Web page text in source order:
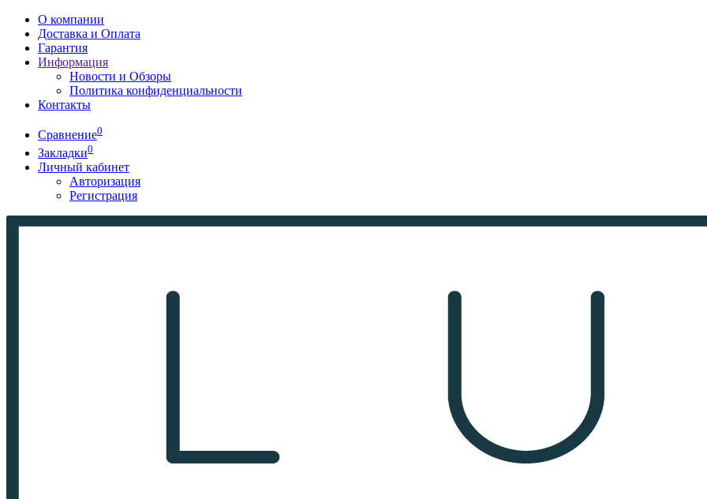
О компании
Доставка и Оплата
Гарантия
Информация
Новости и Обзоры
Политика конфиденциальности
Контакты
Сравнение0
Закладки0
Личный кабинет
Авторизация
Регистрация